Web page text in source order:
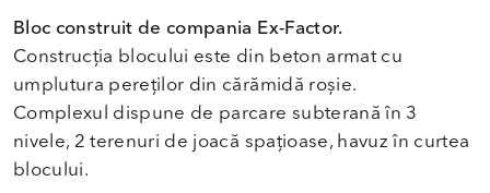
Bloc construit de compania Ex-Factor.
Construcția blocului este din beton armat cu
umplutura pereților din cărămidă roșie.
Complexul dispune de parcare subterană în 3
nivele, 2 terenuri de joacă spațioase, havuz în curtea
blocului.